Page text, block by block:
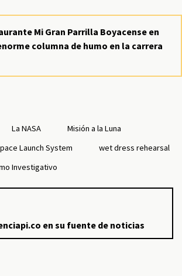
Mi Gran Parrilla Boyacense en
columna de humo en la carrera
La NASA
Misión a la Luna
Launch System
wet dress rehearsal
Investigativo
en su fuente de noticias